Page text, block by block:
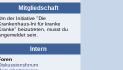
Mitgliedschaft
der Initiative "Die
Ini für kranke
beizutreten, musst du
sein.
Intern